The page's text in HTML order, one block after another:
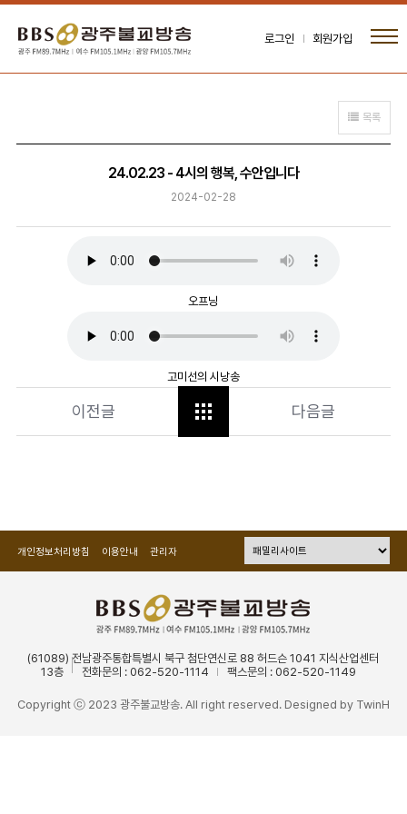
로그인 회원가입
목록
24.02.23 - 4시의 행복, 수안입니다
2024-02-28
오프닝
고미선의 시낭송
이전글 다음글
개인정보처리방침 이용안내 관리자
(61089) 전남광주통합특별시 북구 첨단연신로 88 허드슨 1041 지식산업센터
13층
전화문의 : 062-520-1114 팩스문의 : 062-520-1149
Copyright ⓒ 2023 광주불교방송. All right reserved. Designed by TwinH